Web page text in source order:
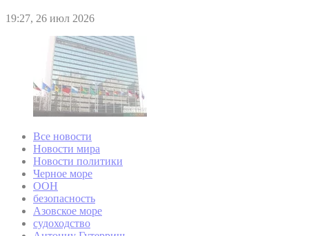
19:27, 26 июл 2026
Все новости
Новости мира
Новости политики
Черное море
ООН
безопасность
Азовское море
судоходство